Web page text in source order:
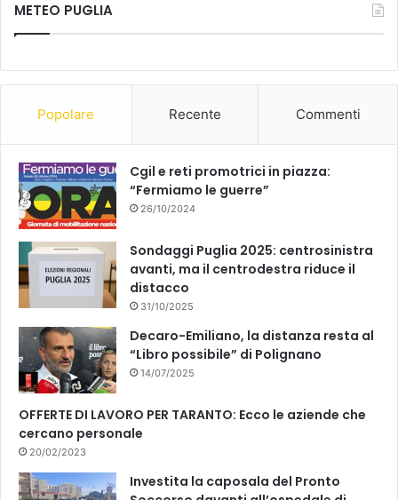
METEO PUGLIA
Popolare Recente Commenti
Cgil e reti promotrici in piazza:
“Fermiamo le guerre”
26/10/2024
Sondaggi Puglia 2025: centrosinistra
avanti, ma il centrodestra riduce il
distacco
31/10/2025
Decaro-Emiliano, la distanza resta al
“Libro possibile” di Polignano
14/07/2025
OFFERTE DI LAVORO PER TARANTO: Ecco le aziende che
cercano personale
20/02/2023
Investita la caposala del Pronto